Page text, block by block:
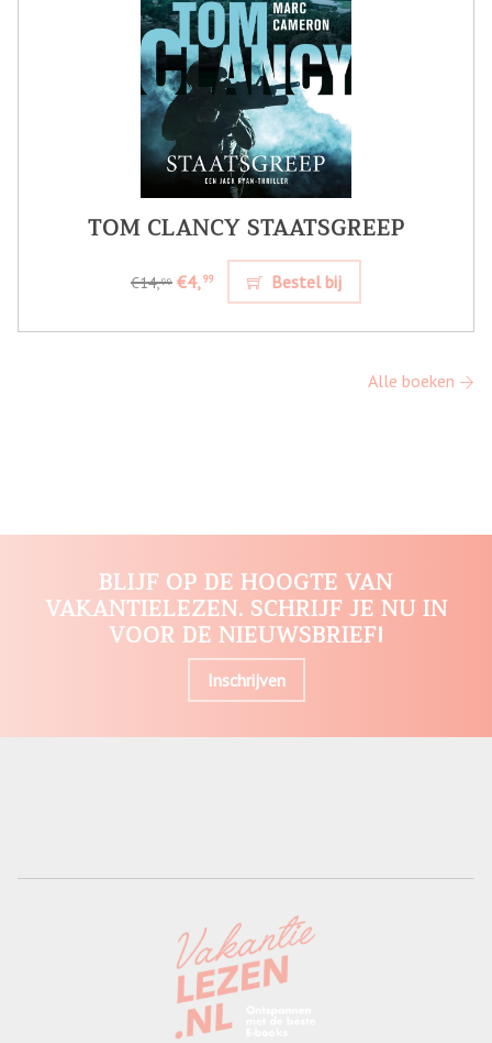
TOM CLANCY STAATSGREEP
€14,99 €4,99 Bestel bij
Alle boeken
BLIJF OP DE HOOGTE VAN
VAKANTIELEZEN. SCHRIJF JE NU IN
VOOR DE NIEUWSBRIEF!
Inschrijven